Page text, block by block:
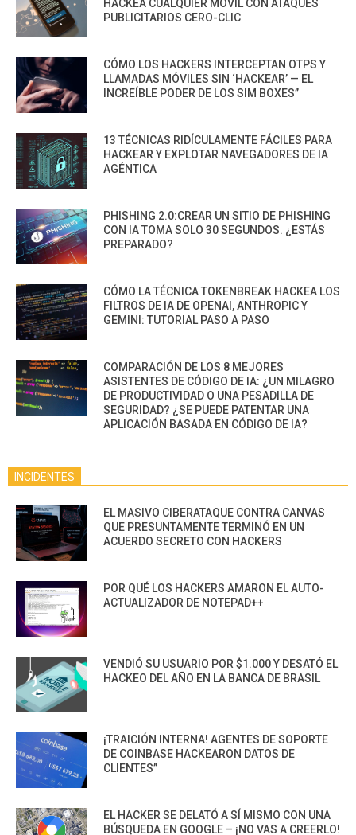
HACKEA CUALQUIER MÓVIL CON ATAQUES
PUBLICITARIOS CERO-CLIC
CÓMO LOS HACKERS INTERCEPTAN OTPS Y
LLAMADAS MÓVILES SIN ‘HACKEAR’ — EL
INCREÍBLE PODER DE LOS SIM BOXES”
13 TÉCNICAS RIDÍCULAMENTE FÁCILES PARA
HACKEAR Y EXPLOTAR NAVEGADORES DE IA
AGÉNTICA
PHISHING 2.0:CREAR UN SITIO DE PHISHING
CON IA TOMA SOLO 30 SEGUNDOS. ¿ESTÁS
PREPARADO?
CÓMO LA TÉCNICA TOKENBREAK HACKEA LOS
FILTROS DE IA DE OPENAI, ANTHROPIC Y
GEMINI: TUTORIAL PASO A PASO
COMPARACIÓN DE LOS 8 MEJORES
ASISTENTES DE CÓDIGO DE IA: ¿UN MILAGRO
DE PRODUCTIVIDAD O UNA PESADILLA DE
SEGURIDAD? ¿SE PUEDE PATENTAR UNA
APLICACIÓN BASADA EN CÓDIGO DE IA?
INCIDENTES
EL MASIVO CIBERATAQUE CONTRA CANVAS
QUE PRESUNTAMENTE TERMINÓ EN UN
ACUERDO SECRETO CON HACKERS
POR QUÉ LOS HACKERS AMARON EL AUTO-
ACTUALIZADOR DE NOTEPAD++
VENDIÓ SU USUARIO POR $1.000 Y DESATÓ EL
HACKEO DEL AÑO EN LA BANCA DE BRASIL
¡TRAICIÓN INTERNA! AGENTES DE SOPORTE
DE COINBASE HACKEARON DATOS DE
CLIENTES”
EL HACKER SE DELATÓ A SÍ MISMO CON UNA
BÚSQUEDA EN GOOGLE – ¡NO VAS A CREERLO!